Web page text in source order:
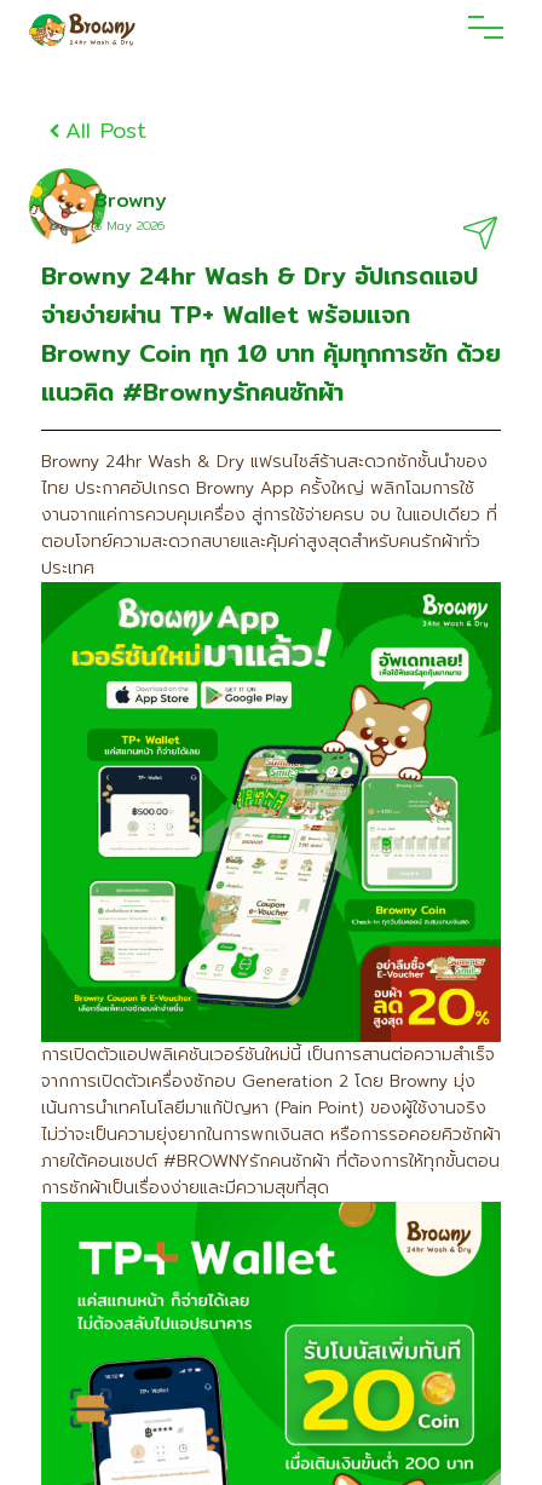
All Post
Browny
8 May 2O26
Browny 24hr Wash & Dry อัปเกรดแอป
จ่ายง่ายผ่าน TP+ Wallet พร้อมแจก
Browny Coin ทุก 10 บาท คุ้มทุกการซัก ด้วย
แนวคิด #Brownyรักคนซักผ้า
Browny 24hr Wash & Dry แฟรนไชส์ร้านสะดวกซักชั้นนำของ
ไทย ประกาศอัปเกรด Browny App ครั้งใหญ่ พลิกโฉมการใช้
งานจากแค่การควบคุมเครื่อง สู่การใช้จ่ายครบ จบ ในแอปเดียว ที่
ตอบโจทย์ความสะดวกสบายและคุ้มค่าสูงสุดสำหรับคนรักผ้าทั่ว
ประเทศ
การเปิดตัวแอปพลิเคชันเวอร์ชันใหม่นี้ เป็นการสานต่อความสำเร็จ
จากการเปิดตัวเครื่องซักอบ Generation 2 โดย Browny มุ่ง
เน้นการนำเทคโนโลยีมาแก้ปัญหา (Pain Point) ของผู้ใช้งานจริง
ไม่ว่าจะเป็นความยุ่งยากในการพกเงินสด หรือการรอคอยคิวซักผ้า
ภายใต้คอนเซปต์ #BROWNYรักคนซักผ้า ที่ต้องการให้ทุกขั้นตอน
การซักผ้าเป็นเรื่องง่ายและมีความสุขที่สุด